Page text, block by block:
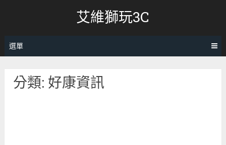
艾維獅玩3C
選單
分類: 好康資訊